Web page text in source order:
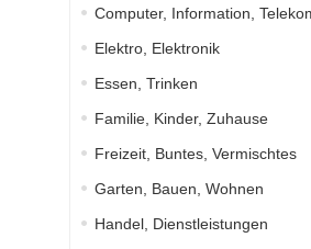
Computer, Information,
Elektro, Elektronik
Essen, Trinken
Familie, Kinder, Zuhause
Freizeit, Buntes, Vermischtes
Garten, Bauen, Wohnen
Handel, Dienstleistungen